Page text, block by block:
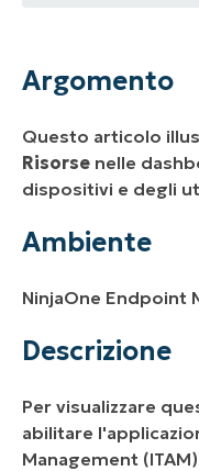
Ambiente
Risorse
Argomento
Questo articolo
Risorse nelle
dispositivi e degli
Ambiente
NinjaOne Endpoint
Descrizione
Per visualizzare
abilitare
Management